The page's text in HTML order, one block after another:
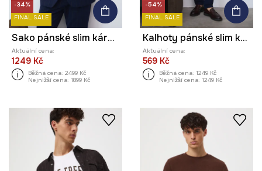
-34%
FINAL SALE
Sako pánské slim károvaný vzor
Aktuální cena:
1249 Kč
Běžná cena: 2499 Kč
Nejnižší cena: 1899 Kč
-54%
FINAL SALE
Kalhoty pánské slim károvaný vzor
Aktuální cena:
569 Kč
Běžná cena: 1249 Kč
Nejnižší cena: 1249 Kč